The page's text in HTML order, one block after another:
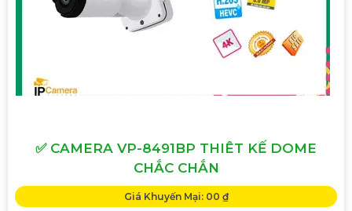
✅ CAMERA VP-8491BP THIÊT KẾ DOME
CHẮC CHẮN
Giá Khuyến Mại: 00 ₫